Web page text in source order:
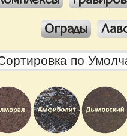
Ограды